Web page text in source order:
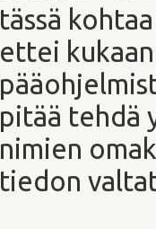
tässä
ettei
pitää tehdä
nimien
tiedon